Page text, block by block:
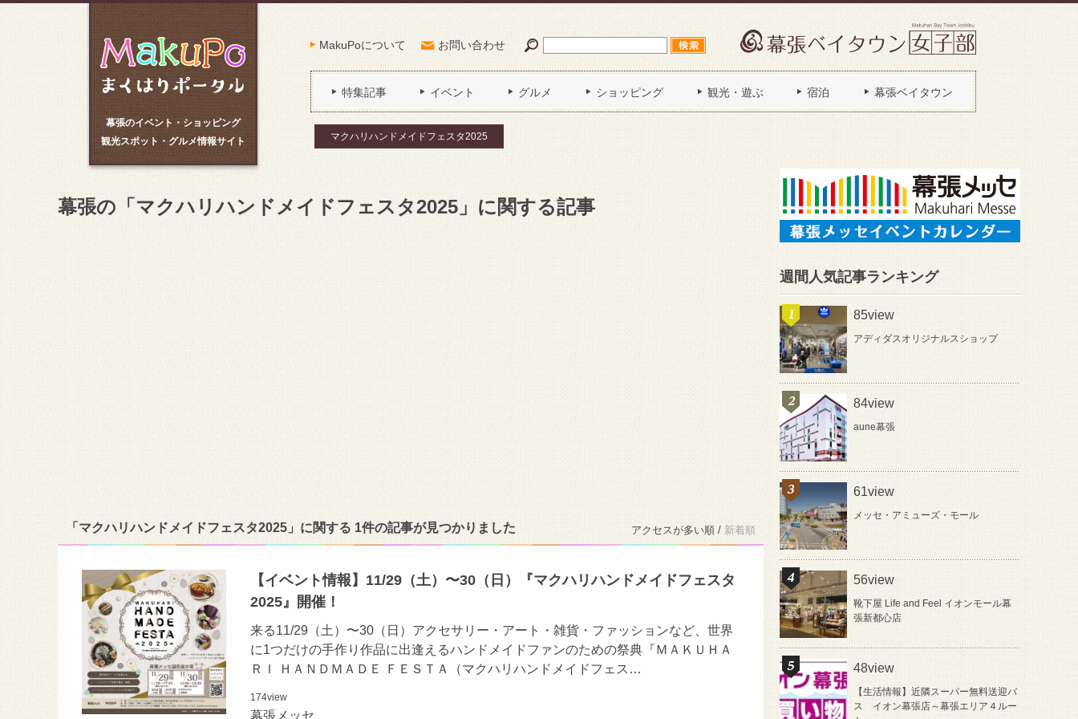
幕張のイベント・ショッピング
観光スポット・グルメ情報サイト
MakuPoについて お問い合わせ
特集記事 イベント グルメ ショッピング 観光・遊ぶ 宿泊 幕張ベイタウン
マクハリハンドメイドフェスタ2025
幕張の「マクハリハンドメイドフェスタ2025」に関する記事
「マクハリハンドメイドフェスタ2025」に関する 1件の記事が見つかりました アクセスが多い順 / 新着順
【イベント情報】11/29（土）〜30（日）『マクハリハンドメイドフェスタ
2025』開催！
来る11/29（土）〜30（日）アクセサリー・アート・雑貨・ファッションなど、世界
に1つだけの手作り作品に出逢えるハンドメイドファンのための祭典『ＭＡＫＵＨＡ
ＲＩ ＨＡＮＤＭＡＤＥ ＦＥＳＴＡ（マクハリハンドメイドフェス…
174view
幕張メッセ
週間人気記事ランキング
85view
アディダスオリジナルスショップ
84view
aune幕張
61view
メッセ・アミューズ・モール
56view
靴下屋 Life and Feel イオンモール幕
張新都心店
48view
【生活情報】近隣スーパー無料送迎バ
ス イオン幕張店～幕張エリア４ルー